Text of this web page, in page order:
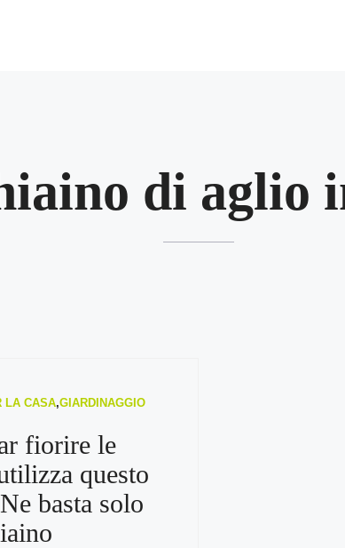
di aglio
LA CASA,GIARDINAGGIO
fiorire le
questo
basta solo